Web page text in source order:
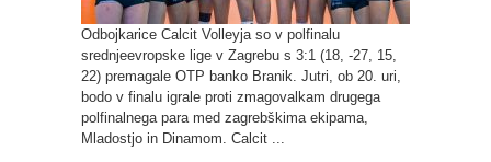
Odbojkarice Calcit Volleyja so v polfinalu
srednjeevropske lige v Zagrebu s 3:1 (18, -27, 15,
22) premagale OTP banko Branik. Jutri, ob 20. uri,
bodo v finalu igrale proti zmagovalkam drugega
polfinalnega para med zagrebškima ekipama,
Mladostjo in Dinamom. Calcit ...